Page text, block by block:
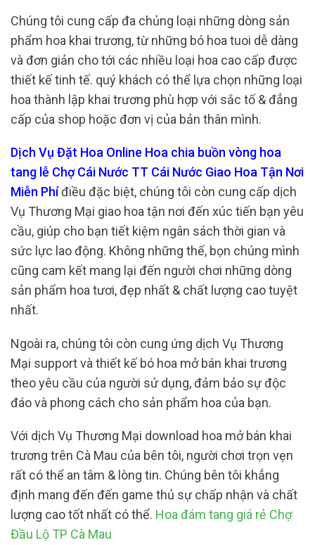
Chúng tôi cung cấp đa chủng loại những dòng sản
phẩm hoa khai trương, từ những bó hoa tuoi dễ dàng
và đơn giản cho tới các nhiều loại hoa cao cấp được
thiết kế tinh tế. quý khách có thể lựa chọn những loại
hoa thành lập khai trương phù hợp với sắc tố & đẳng
cấp của shop hoặc đơn vị của bản thân mình.
Dịch Vụ Đặt Hoa Online Hoa chia buồn vòng hoa
tang lễ Chợ Cái Nước TT Cái Nước Giao Hoa Tận Nơi
Miễn Phíđiều đặc biệt, chúng tôi còn cung cấp dịch
Vụ Thương Mại giao hoa tận nơi đến xúc tiến bạn yêu
cầu, giúp cho bạn tiết kiệm ngân sách thời gian và
sức lực lao động. Không những thế, bọn chúng mình
cũng cam kết mang lại đến người chơi những dòng
sản phẩm hoa tươi, đẹp nhất & chất lượng cao tuyệt
nhất.
Ngoài ra, chúng tôi còn cung ứng dịch Vụ Thương
Mại support và thiết kế bó hoa mở bán khai trương
theo yêu cầu của người sử dụng, đảm bảo sự độc
đáo và phong cách cho sản phẩm hoa của bạn.
Với dịch Vụ Thương Mại download hoa mở bán khai
trương trên Cà Mau của bên tôi, người chơi trọn vẹn
rất có thể an tâm & lòng tin. Chúng bên tôi khẳng
định mang đến đến game thủ sự chấp nhận và chất
lượng cao tốt nhất có thể. Hoa đám tang giá rẻ Chợ
Đầu Lộ TP Cà Mau